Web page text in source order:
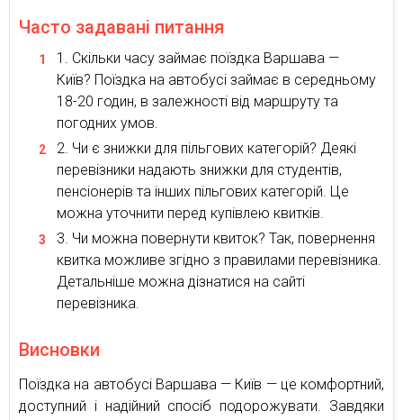
Часто задавані питання
Скільки часу займає поїздка Варшава —
Київ? Поїздка на автобусі займає в середньому
18-20 годин, в залежності від маршруту та
погодних умов.
Чи є знижки для пільгових категорій? Деякі
перевізники надають знижки для студентів,
пенсіонерів та інших пільгових категорій. Це
можна уточнити перед купівлею квитків.
Чи можна повернути квиток? Так, повернення
квитка можливе згідно з правилами перевізника.
Детальніше можна дізнатися на сайті
перевізника.
Висновки
Поїздка на автобусі Варшава — Київ — це комфортний,
доступний і надійний спосіб подорожувати. Завдяки